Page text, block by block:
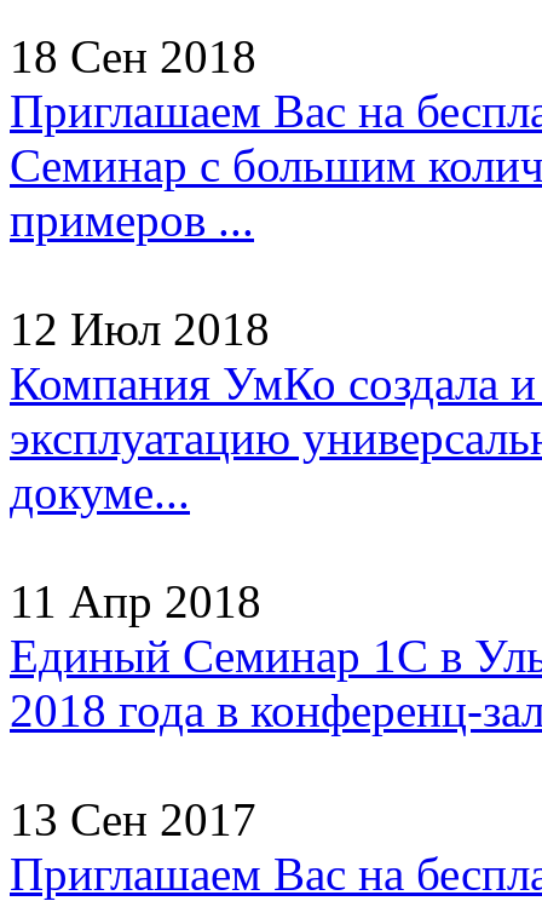
18 Сен 2018
Приглашаем Вас на
Семинар с большим
примеров ...
12 Июл 2018
Компания УмКо создала
эксплуатацию
докуме...
11 Апр 2018
Единый Семинар 1С в
2018 года в конференц-
13 Сен 2017
Приглашаем Вас на